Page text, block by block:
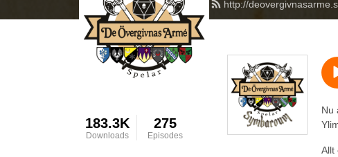
http://
183.3K
Downloads
275
Episodes
Nu
Allt